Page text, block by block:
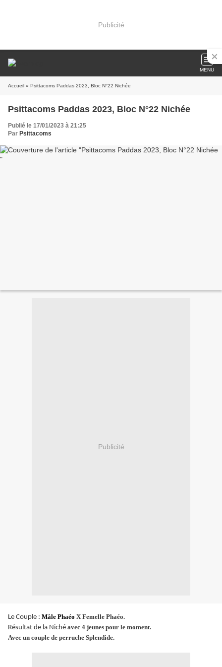
Publicité
MENU
Accueil » Psittacoms Paddas 2023, Bloc N°22 Nichée
Psittacoms Paddas 2023, Bloc N°22 Nichée
Publié le 17/01/2023 à 21:25
Par Psittacoms
Publicité
Le Couple : Mâle Phaéo X Femelle Phaéo.
Résultat de la Niché avec 4 jeunes pour le moment.
Avec un couple de perruche Splendide.